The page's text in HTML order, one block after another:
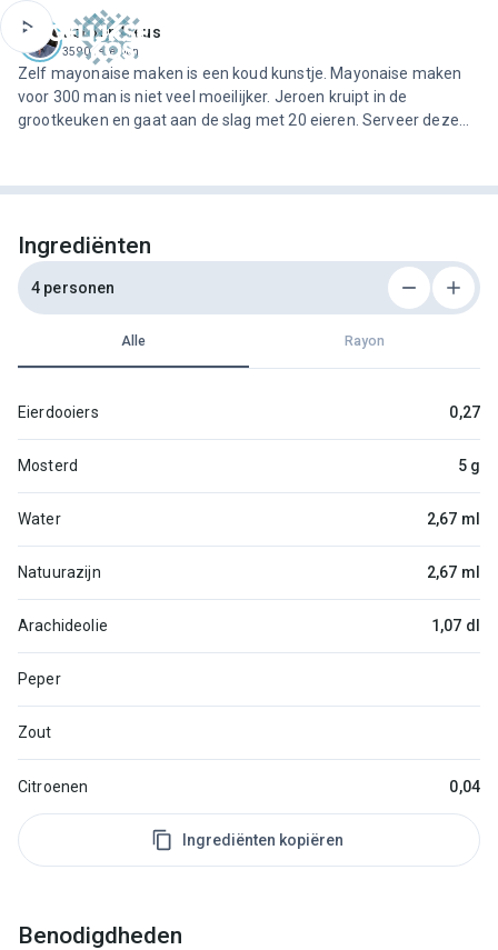
Jeroen Meus
3590 recepten
Zelf mayonaise maken is een koud kunstje. Mayonaise maken
voor 300 man is niet veel moeilijker. Jeroen kruipt in de
grootkeuken en gaat aan de slag met 20 eieren. Serveer deze
Ingrediënten
4 personen
Alle Rayon
Eierdooiers 0,27
Mosterd 5 g
Water 2,67 ml
Natuurazijn 2,67 ml
Arachideolie 1,07 dl
Peper
Zout
Citroenen 0,04
Ingrediënten kopiëren
Benodigdheden